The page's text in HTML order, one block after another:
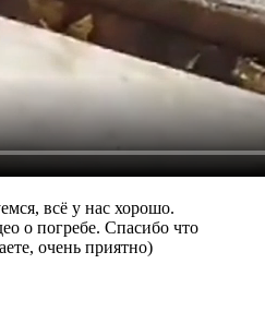
всё у нас хорошо.
о погребе. Спасибо что
очень приятно)